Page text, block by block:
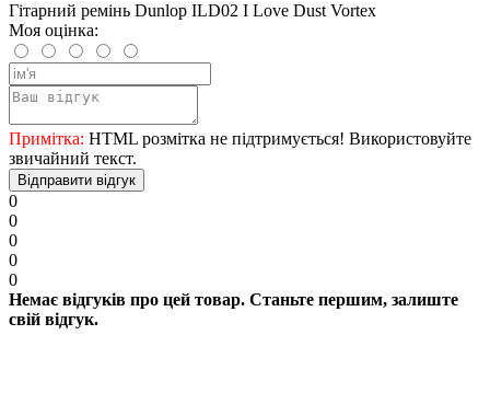
Гітарний ремінь Dunlop ILD02 I Love Dust Vortex
Моя оцінка:
Примітка: HTML розмітка не підтримується! Використовуйте
звичайний текст.
Відправити відгук
0
0
0
0
0
Немає відгуків про цей товар. Станьте першим, залиште
свій відгук.